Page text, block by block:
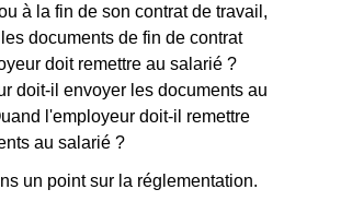
à la fin de son contrat de travail,
documents de fin de contrat
doit remettre au salarié ?
doit-il envoyer les documents au
l'employeur doit-il remettre
au salarié ?
un point sur la réglementation.